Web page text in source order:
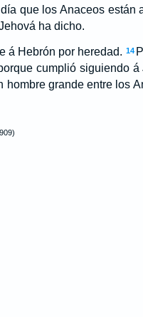
que los Anaceos están
ha dicho.
á Hebrón por heredad. 14
cumplió siguiendo
grande entre los